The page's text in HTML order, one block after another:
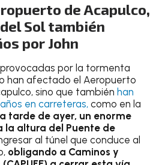
de Acapulco,
Sol también
por John
provocadas por la tormenta
han afectado el Aeropuerto
sino que también han
en carreteras,como en la
tarde de ayer, un enorme
la altura del Puente de
al túnel que conduce al
obligando a Caminos y